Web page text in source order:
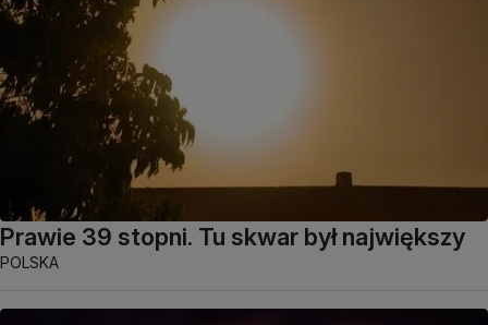
Prawie 39 stopni. Tu skwar był największy
POLSKA